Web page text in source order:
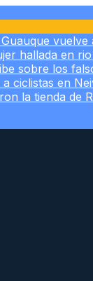
vuelve
hallada en
sobre los
ciclistas en
la tienda de